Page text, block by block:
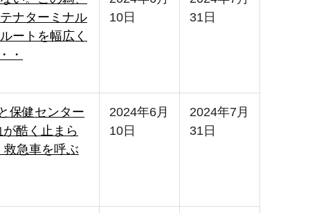
ナターミナル
ートを幅広く
・
10日
31日
保健センター
酷く止まら
急車を呼ぶ
2024年6月
10日
2024年7月
31日